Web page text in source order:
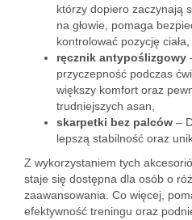
którzy dopiero zaczynają
na głowie, pomaga
kontrolować pozycję
ręcznik antypoślizgowy
przyczepność podczas
większy komfort oraz
trudniejszych asan,
skarpetki bez palców –
lepszą stabilność oraz
Z wykorzystaniem tych
staje się dostępna dla osób o
zaawansowania. Co więcej,
efektywność treningu oraz